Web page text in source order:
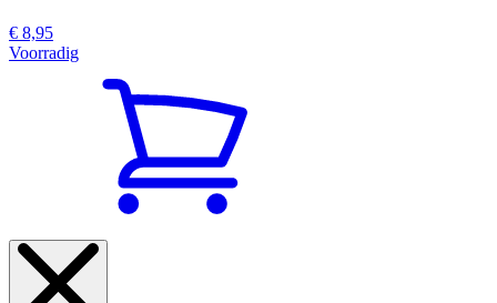
€ 8,95
Voorradig